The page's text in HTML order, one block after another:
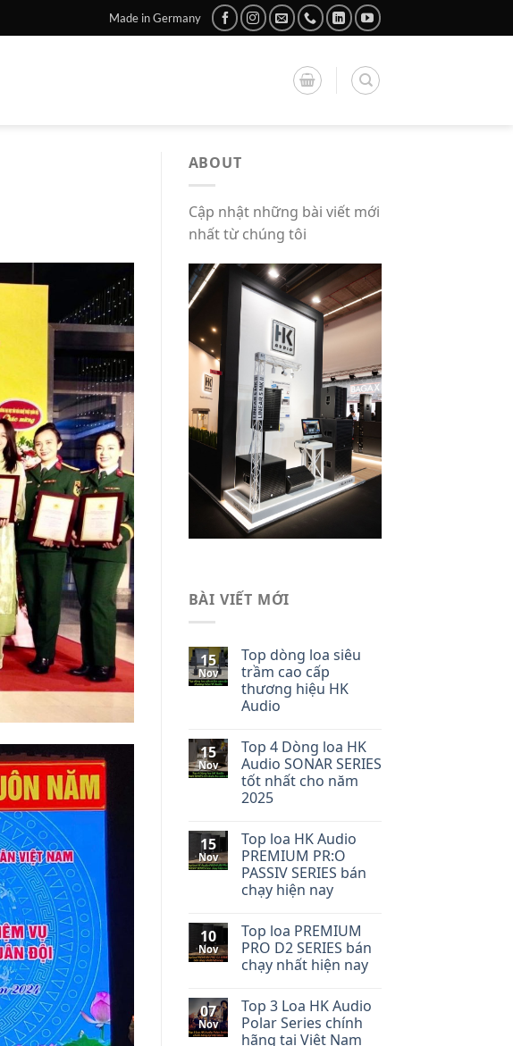
Made in Germany
ABOUT
Cập nhật những bài viết mới
nhất từ chúng tôi
BÀI VIẾT MỚI
15
Nov
Top dòng loa siêu
trầm cao cấp
thương hiệu HK
Audio
15
Nov
Top 4 Dòng loa HK
Audio SONAR SERIES
tốt nhất cho năm
2025
15
Nov
Top loa HK Audio
PREMIUM PR:O
PASSIV SERIES bán
chạy hiện nay
10
Nov
Top loa PREMIUM
PRO D2 SERIES bán
chạy nhất hiện nay
07
Nov
Top 3 Loa HK Audio
Polar Series chính
hãng tại Việt Nam